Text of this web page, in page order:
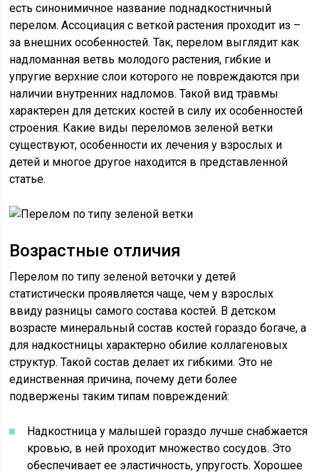
есть синонимичное название поднадкостничный
перелом. Ассоциация с веткой растения проходит из –
за внешних особенностей. Так, перелом выглядит как
надломанная ветвь молодого растения, гибкие и
упругие верхние слои которого не повреждаются при
наличии внутренних надломов. Такой вид травмы
характерен для детских костей в силу их особенностей
строения. Какие виды переломов зеленой ветки
существуют, особенности их лечения у взрослых и
детей и многое другое находится в представленной
статье.
Возрастные отличия
Перелом по типу зеленой веточки у детей
статистически проявляется чаще, чем у взрослых
ввиду разницы самого состава костей. В детском
возрасте минеральный состав костей гораздо богаче, а
для надкостницы характерно обилие коллагеновых
структур. Такой состав делает их гибкими. Это не
единственная причина, почему дети более
подвержены таким типам повреждений:
Надкостница у малышей гораздо лучше снабжается
кровью, в ней проходит множество сосудов. Это
обеспечивает ее эластичность, упругость. Хорошее